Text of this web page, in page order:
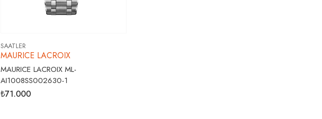
SAATLER
MAURICE LACROIX
MAURICE LACROIX ML-
AI1008SS002630-1
₺71.000